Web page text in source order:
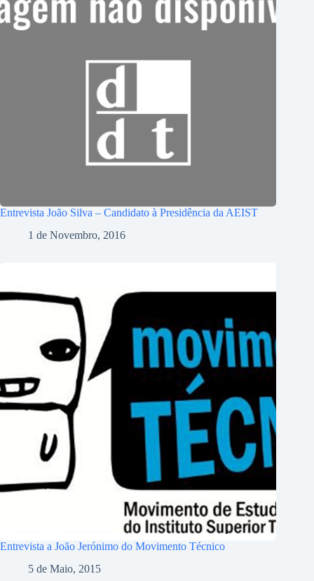
Entrevista João Silva – Candidato à Presidência da AEIST
1 de Novembro, 2016
Entrevista a João Jerónimo do Movimento Técnico
5 de Maio, 2015